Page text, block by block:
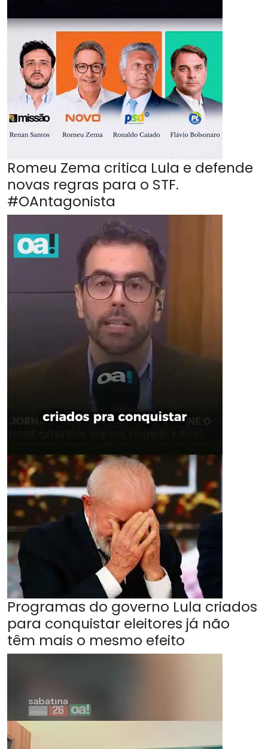
Romeu Zema critica Lula e defende
novas regras para o STF.
#OAntagonista
Programas do governo Lula criados
para conquistar eleitores já não
têm mais o mesmo efeito